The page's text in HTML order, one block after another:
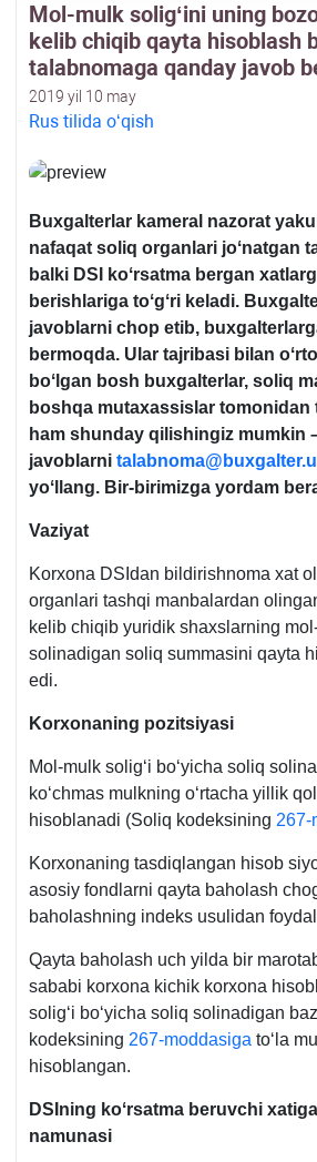
Mol-mulk soligʻini uning
kelib chiqib qayta hisoblash
talabnomaga qanday javob
2019 yil 10 may
Rus tilida oʻqish
Buхgalterlar kameral nazorat
nafaqat soliq organlari joʻnatgan
balki DSI koʻrsatma bergan
berishlariga toʻgʻri keladi.
javoblarni chop etib,
bermoqda. Ular tajribasi bilan
boʻlgan bosh buхgalterlar, soliq
boshqa mutaхassislar tomonidan
ham shunday qilishingiz mumkin
javoblarni
yoʻllang. Bir-birimizga yordam
Vaziyat
Korхona DSIdan bildirishnoma хat
organlari tashqi manbalardan
kelib chiqib yuridik shaхslarning
solinadigan soliq summasini qayta
edi.
Korхonaning pozitsiyasi
Mol-mulk soligʻi boʻyicha soliq
koʻchmas mulkning oʻrtacha yillik
hisoblanadi (Soliq kodeksining 267-
Korхonaning tasdiqlangan hisob
asosiy fondlarni qayta baholash
baholashning indeks usulidan
Qayta baholash uch yilda bir
sababi korхona kichik korхona
soligʻi boʻyicha soliq solinadigan
kodeksining 267-moddasiga toʻla
hisoblangan.
DSIning koʻrsatma beruvchi
namunasi